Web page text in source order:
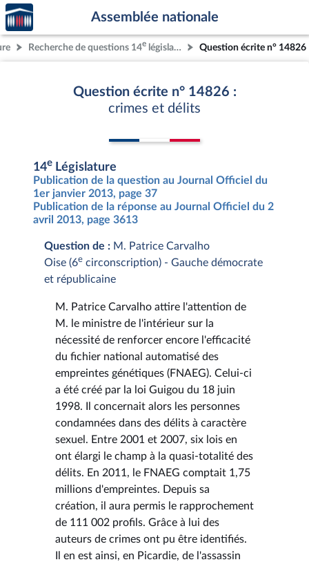
Aller au contenu
Aller en bas de la page
Accèder
à la
page
d'accueil
Assemblée nationale
Recherche de questions 14e législature Question écrite n° 14826
Question écrite n° 14826 :
crimes et délits
14e Législature
Publication de la question au Journal Officiel du
1er janvier 2013, page 37
Publication de la réponse au Journal Officiel du 2
avril 2013, page 3613
Question de : M. Patrice Carvalho
Oise (6e circonscription) - Gauche démocrate
et républicaine
M. Patrice Carvalho attire l'attention de
M. le ministre de l'intérieur sur la
nécessité de renforcer encore l'efficacité
du fichier national automatisé des
empreintes génétiques (FNAEG). Celui-ci
a été créé par la loi Guigou du 18 juin
1998. Il concernait alors les personnes
condamnées dans des délits à caractère
sexuel. Entre 2001 et 2007, six lois en
ont élargi le champ à la quasi-totalité des
délits. En 2011, le FNAEG comptait 1,75
millions d'empreintes. Depuis sa
création, il aura permis le rapprochement
de 111 002 profils. Grâce à lui des
auteurs de crimes ont pu être identifiés.
Il en est ainsi, en Picardie, de l'assassin